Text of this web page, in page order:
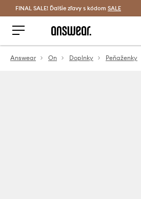
Šetrite s Answear Club >
FINAL SALE! Ďalšie zľavy s kódom SALE
Answear On Doplnky Peňaženky